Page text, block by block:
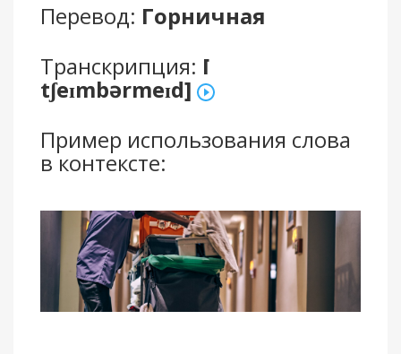
Перевод: Горничная
Транскрипция: [
tʃeɪmbərmeɪd]
Пример использования слова
в контексте: